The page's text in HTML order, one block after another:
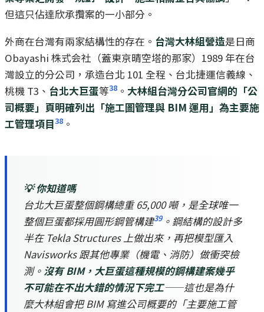
但這只佔達欣承攬案的一小部分。
外商在台灣有兩家結構性的存在。 台灣大林組營造是日商
Obayashi 株式会社（蓋東京晴空塔的那家）1989 年在台
灣設立的分公司，承造台北 101 全程、台北捷運信義線、
桃機 T3、 台北大巨蛋等38 。 大林組台灣分公司官網的「公
司概要」頁明確列出「施工圖管理與 BIM 運用」為主要施
工管理項目38 。
💡 你知道嗎
台北大巨蛋整個鋼構總重 65,000 噸，是全球唯一
整個巨蛋都採用圓形鋼管構建39。鋼結構的設計多
半在 Tekla Structures 上做出來，再把模型匯入
Navisworks 跟其他專業（機電、消防）做衝突檢
測。 沒有 BIM，大巨蛋這種規模的鋼構建案幾乎
不可能在不出大錯的情況下完工——這也是為什
麼大林組會把 BIM 寫進公司概要的「主要施工管